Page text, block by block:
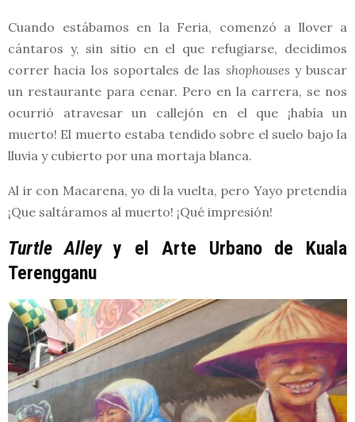
Cuando estábamos en la Feria, comenzó a llover a
cántaros y, sin sitio en el que refugiarse, decidimos
correr hacia los soportales de las shophouses y buscar
un restaurante para cenar. Pero en la carrera, se nos
ocurrió atravesar un callejón en el que ¡había un
muerto! El muerto estaba tendido sobre el suelo bajo la
lluvia y cubierto por una mortaja blanca.
Al ir con Macarena, yo di la vuelta, pero Yayo pretendía
¡Que saltáramos al muerto! ¡Qué impresión!
Turtle Alleyy el Arte Urbano de Kuala
Terengganu